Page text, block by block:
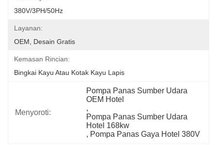
380V/3PH/50Hz
Layanan:
OEM, Desain Gratis
Kemasan Rincian:
Bingkai Kayu Atau Kotak Kayu Lapis
Menyoroti:
Pompa Panas Sumber Udara
OEM Hotel
,
Pompa Panas Sumber Udara
Hotel 168kw
, Pompa Panas Gaya Hotel 380V